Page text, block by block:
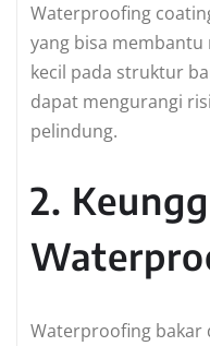
Waterproofing
yang bisa
kecil pada struktur
dapat mengurangi
pelindung.
2.
Waterproofing bakar